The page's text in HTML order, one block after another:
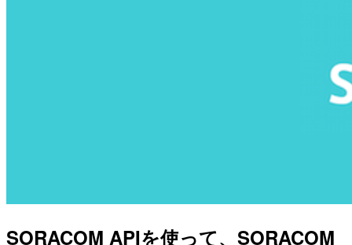
SORACOM APIを使って、SORACOM